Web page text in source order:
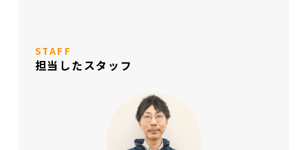
STAFF
担当したスタッフ